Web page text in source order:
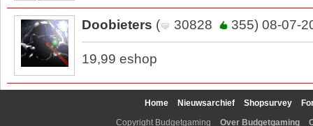
Doobieters ( 30828 355) 08-07-
19,99 eshop
Home Nieuwsarchief Shopsurvey
Copyright Budgetgaming
Over Budgetgaming